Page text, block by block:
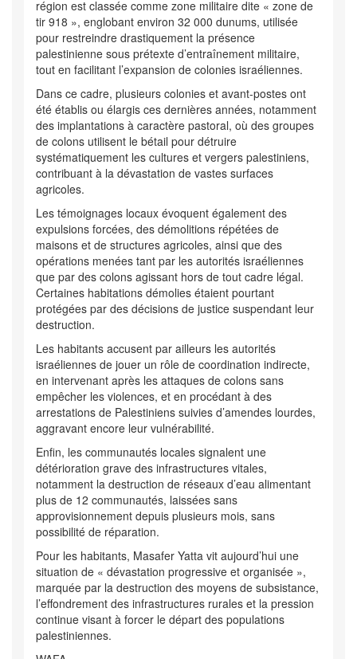
région est classée comme zone militaire dite « zone de
tir 918 », englobant environ 32 000 dunums, utilisée
pour restreindre drastiquement la présence
palestinienne sous prétexte d’entraînement militaire,
tout en facilitant l’expansion de colonies israéliennes.
Dans ce cadre, plusieurs colonies et avant-postes ont
été établis ou élargis ces dernières années, notamment
des implantations à caractère pastoral, où des groupes
de colons utilisent le bétail pour détruire
systématiquement les cultures et vergers palestiniens,
contribuant à la dévastation de vastes surfaces
agricoles.
Les témoignages locaux évoquent également des
expulsions forcées, des démolitions répétées de
maisons et de structures agricoles, ainsi que des
opérations menées tant par les autorités israéliennes
que par des colons agissant hors de tout cadre légal.
Certaines habitations démolies étaient pourtant
protégées par des décisions de justice suspendant leur
destruction.
Les habitants accusent par ailleurs les autorités
israéliennes de jouer un rôle de coordination indirecte,
en intervenant après les attaques de colons sans
empêcher les violences, et en procédant à des
arrestations de Palestiniens suivies d’amendes lourdes,
aggravant encore leur vulnérabilité.
Enfin, les communautés locales signalent une
détérioration grave des infrastructures vitales,
notamment la destruction de réseaux d’eau alimentant
plus de 12 communautés, laissées sans
approvisionnement depuis plusieurs mois, sans
possibilité de réparation.
Pour les habitants, Masafer Yatta vit aujourd’hui une
situation de « dévastation progressive et organisée »,
marquée par la destruction des moyens de subsistance,
l’effondrement des infrastructures rurales et la pression
continue visant à forcer le départ des populations
palestiniennes.